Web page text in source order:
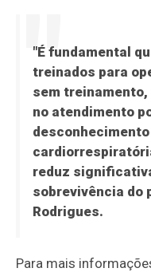
"É fundamental
treinados para
sem
no atendimento
reduz
sobrevivência do
Rodrigues.
Para mais